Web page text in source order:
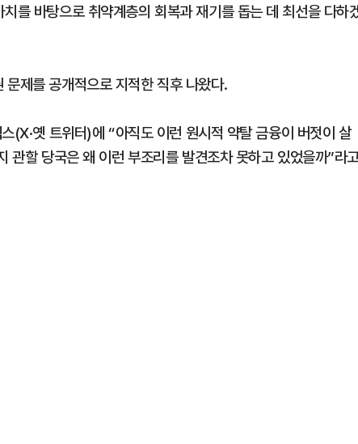
를 바탕으로 취약계층의 회복과 재기를 돕는 데 최선을 다하
제를 공개적으로 지적한 직후 나왔다.
(X·옛 트위터)에 “아직도 이런 원시적 약탈 금융이 버젓이 살
관할 당국은 왜 이런 부조리를 발견조차 못하고 있었을까”라